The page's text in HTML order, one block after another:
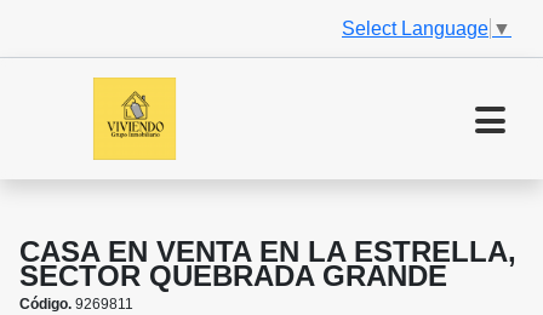
Select Language ▼
CASA EN VENTA EN LA ESTRELLA,
SECTOR QUEBRADA GRANDE
Código. 9269811